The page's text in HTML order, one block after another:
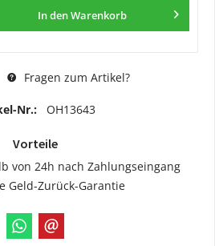
In denWarenkorb
Fragen zum Artikel?
Nr.: OH13643
Vorteile
von 24h nach Zahlungseingang
Geld-Zurück-Garantie